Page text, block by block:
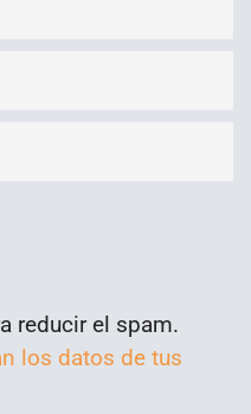
reducir el spam.
los datos de tus